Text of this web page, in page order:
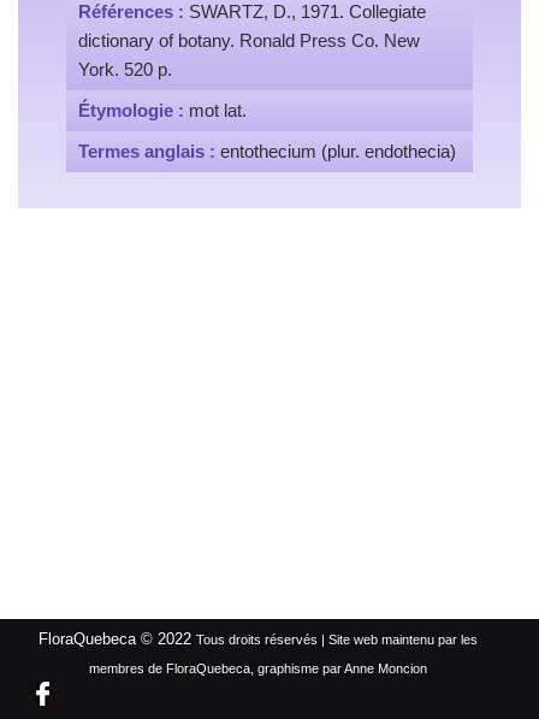
Références : SWARTZ, D., 1971. Collegiate
dictionary of botany. Ronald Press Co. New
York. 520 p.
Étymologie : mot lat.
Termes anglais : entothecium (plur. endothecia)
FloraQuebeca © 2022 Tous droits réservés | Site web maintenu par les
membres de FloraQuebeca, graphisme par Anne Moncion